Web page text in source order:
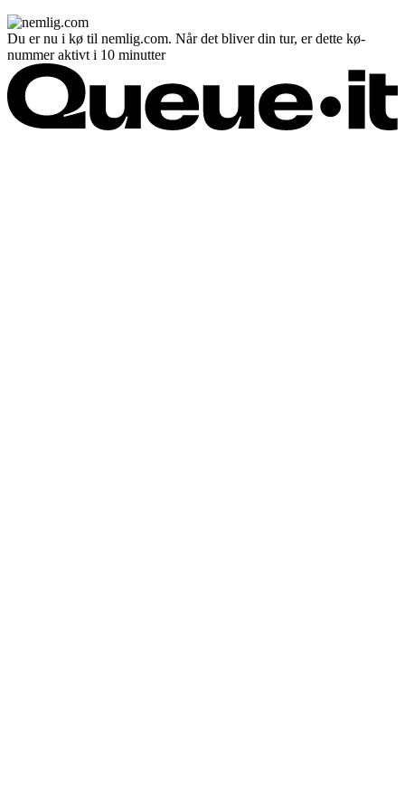
Du er nu i kø til nemlig.com. Når det bliver din tur, er dette kø-
nummer aktivt i 10 minutter